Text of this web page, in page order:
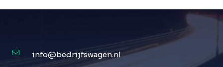
info@bedrijfswagen.nl